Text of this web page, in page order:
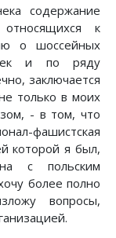
содержание
к
о шоссейных
и по ряду
заключается
только в моих
- в том, что
фашистская
которой я был,
с польским
более полно
вопросы,